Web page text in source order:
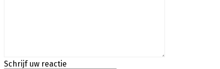
Schrijf uw reactie